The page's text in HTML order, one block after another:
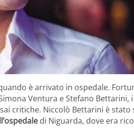
è arrivato in ospedale.
Ventura e Stefano
critiche. Niccolò Bettarini è
di Niguarda, dove era